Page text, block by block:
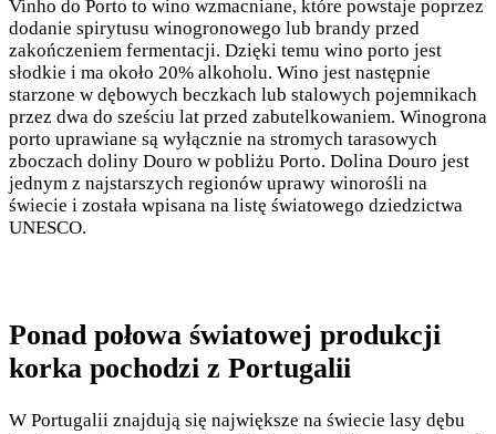
Vinho do Porto to wino wzmacniane, które powstaje poprzez
dodanie spirytusu winogronowego lub brandy przed
zakończeniem fermentacji. Dzięki temu wino porto jest
słodkie i ma około 20% alkoholu. Wino jest następnie
starzone w dębowych beczkach lub stalowych pojemnikach
przez dwa do sześciu lat przed zabutelkowaniem. Winogrona
porto uprawiane są wyłącznie na stromych tarasowych
zboczach doliny Douro w pobliżu Porto. Dolina Douro jest
jednym z najstarszych regionów uprawy winorośli na
świecie i została wpisana na listę światowego dziedzictwa
UNESCO.
Ponad połowa światowej produkcji
korka pochodzi z Portugalii
W Portugalii znajdują się największe na świecie lasy dębu